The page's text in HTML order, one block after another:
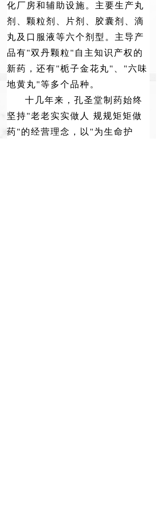
化厂房和辅助设施。主要生产丸
剂、颗粒剂、片剂、胶囊剂、滴
丸及口服液等六个剂型。主导产
品有"双丹颗粒"自主知识产权的
新药，还有"栀子金花丸"、"六味
地黄丸"等多个品种。
十几年来，孔圣堂制药始终
坚持"老老实实做人 规规矩矩做
药"的经营理念，以"为生命护